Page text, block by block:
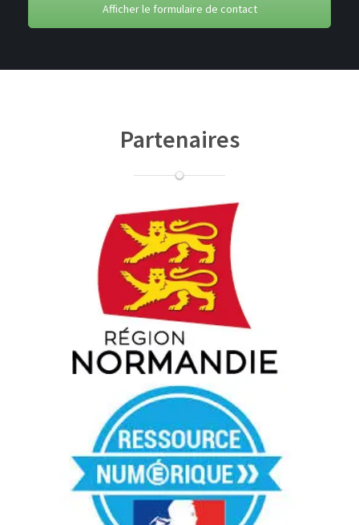
Afficher le formulaire de contact
Partenaires